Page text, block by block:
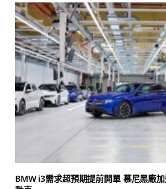
BMW i3需求超預期提前開單 慕尼黑廠